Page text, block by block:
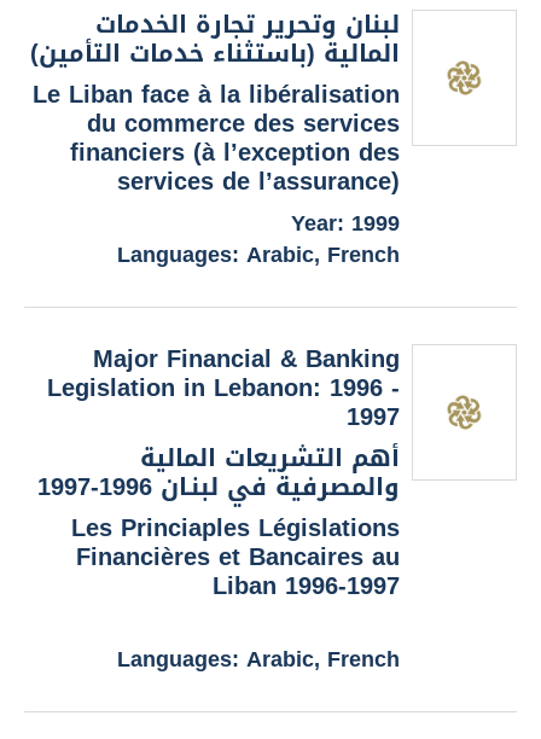
لبنان وتحرير تجارة الخدمات
المالية (باستثناء خدمات التأمين)
Le Liban face à la libéralisation
du commerce des services
financiers (à l’exception des
services de l’assurance)
Year: 1999
Languages: Arabic, French
Major Financial & Banking
Legislation in Lebanon: 1996 -
1997
أهم التشريعات المالية
والمصرفية في لبنـان 1996-1997
Les Princiaples Législations
Financières et Bancaires au
Liban 1996-1997
Languages: Arabic, French